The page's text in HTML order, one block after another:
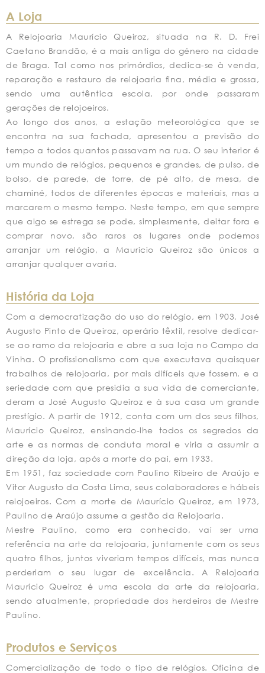
A Loja
A Relojoaria Maurício Queiroz, situada na R. D. Frei
Caetano Brandão, é a mais antiga do género na cidade
de Braga. Tal como nos primórdios, dedica-se à venda,
reparação e restauro de relojoaria fina, média e grossa,
sendo uma autêntica escola, por onde passaram
gerações de relojoeiros.
Ao longo dos anos, a estação meteorológica que se
encontra na sua fachada, apresentou a previsão do
tempo a todos quantos passavam na rua. O seu interior é
um mundo de relógios, pequenos e grandes, de pulso, de
bolso, de parede, de torre, de pé alto, de mesa, de
chaminé, todos de diferentes épocas e materiais, mas a
marcarem o mesmo tempo. Neste tempo, em que sempre
que algo se estrega se pode, simplesmente, deitar fora e
comprar novo, são raros os lugares onde podemos
arranjar um relógio, a Maurício Queiroz são únicos a
arranjar qualquer avaria.
História da Loja
Com a democratização do uso do relógio, em 1903, José
Augusto Pinto de Queiroz, operário têxtil, resolve dedicar-
se ao ramo da relojoaria e abre a sua loja no Campo da
Vinha. O profissionalismo com que executava quaisquer
trabalhos de relojoaria, por mais difíceis que fossem, e a
seriedade com que presidia a sua vida de comerciante,
deram a José Augusto Queiroz e à sua casa um grande
prestígio. A partir de 1912, conta com um dos seus filhos,
Maurício Queiroz, ensinando-lhe todos os segredos da
arte e as normas de conduta moral e viria a assumir a
direção da loja, após a morte do pai, em 1933.
Em 1951, faz sociedade com Paulino Ribeiro de Araújo e
Vitor Augusto da Costa Lima, seus colaboradores e hábeis
relojoeiros. Com a morte de Maurício Queiroz, em 1973,
Paulino de Araújo assume a gestão da Relojoaria.
Mestre Paulino, como era conhecido, vai ser uma
referência na arte da relojoaria, juntamente com os seus
quatro filhos, juntos viveriam tempos difíceis, mas nunca
perderiam o seu lugar de excelência. A Relojoaria
Maurício Queiroz é uma escola da arte da relojoaria,
sendo atualmente, propriedade dos herdeiros de Mestre
Paulino.
Produtos e Serviços
Comercialização de todo o tipo de relógios. Oficina de